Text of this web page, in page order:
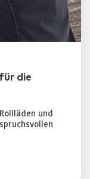
die
und